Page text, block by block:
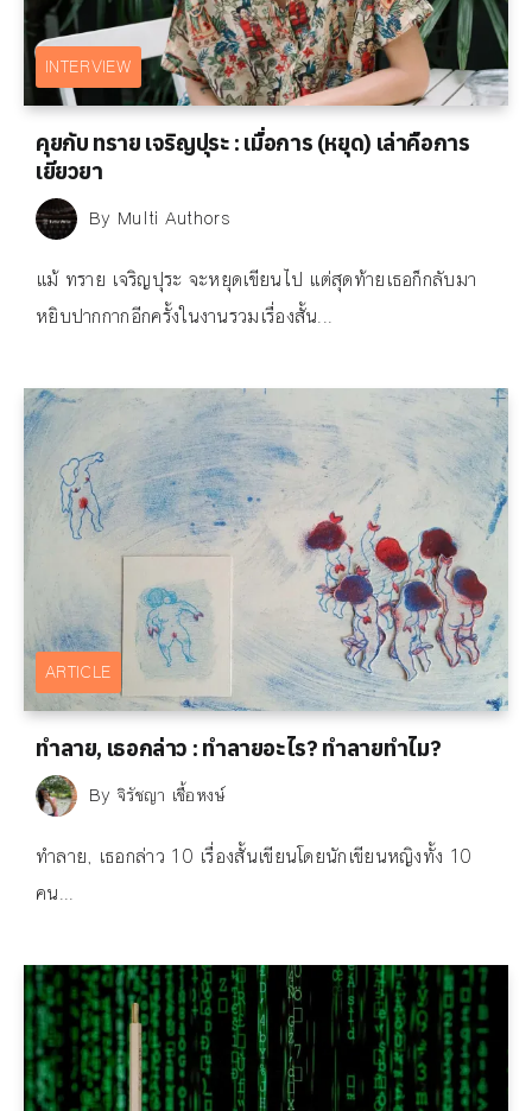
INTERVIEW
คุยกับ ทราย เจริญปุระ : เมื่อการ (หยุด) เล่าคือการ
เยียวยา
By Multi Authors
แม้ ทราย เจริญปุระ จะหยุดเขียนไป แต่สุดท้ายเธอก็กลับมา
หยิบปากกากอีกครั้งในงานรวมเรื่องสั้น...
ARTICLE
ทำลาย, เธอกล่าว : ทำลายอะไร? ทำลายทำไม?
By จิรัชญา เชื้อหงษ์
ทำลาย, เธอกล่าว 10 เรื่องสั้นเขียนโดยนักเขียนหญิงทั้ง 10
คน...